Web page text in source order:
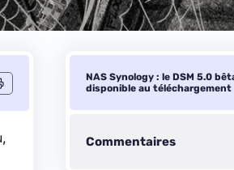
NAS Synology : le DSM 5.0
disponible au téléchargement
Commentaires